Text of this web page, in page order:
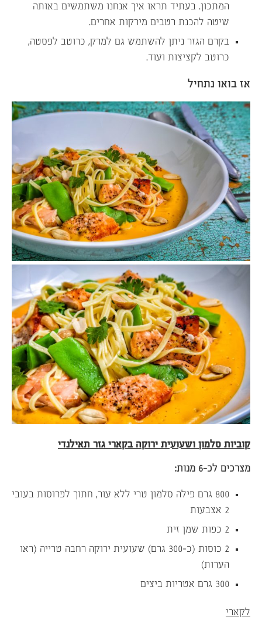
המתכון. בעתיד תראו איך אנחנו משתמשים באותה
שיטה להכנת רטבים מירקות אחרים.
בקרם הגזר ניתן להשתמש גם למרק, כרוטב לפסטה,
כרוטב לקציצות ועוד.
אז בואו נתחיל
קוביות סלמון ושעועית ירוקה בקארי גזר תאילנדי
מצרכים לכ-6 מנות:
800 גרם פילה סלמון טרי ללא עור, חתוך לפרוסות בעובי
2 אצבעות
2 כפות שמן זית
2 כוסות (כ-300 גרם) שעועית ירוקה רחבה טרייה (ראו
הערות)
300 גרם אטריות ביצים
לקארי